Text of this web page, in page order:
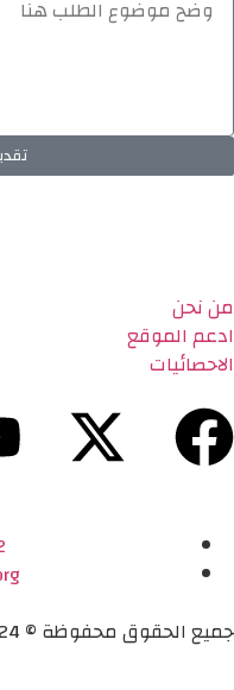
من نحن
ادعم الموقع
الاحصائيات
جميع الحقوق محفوظة © 2024